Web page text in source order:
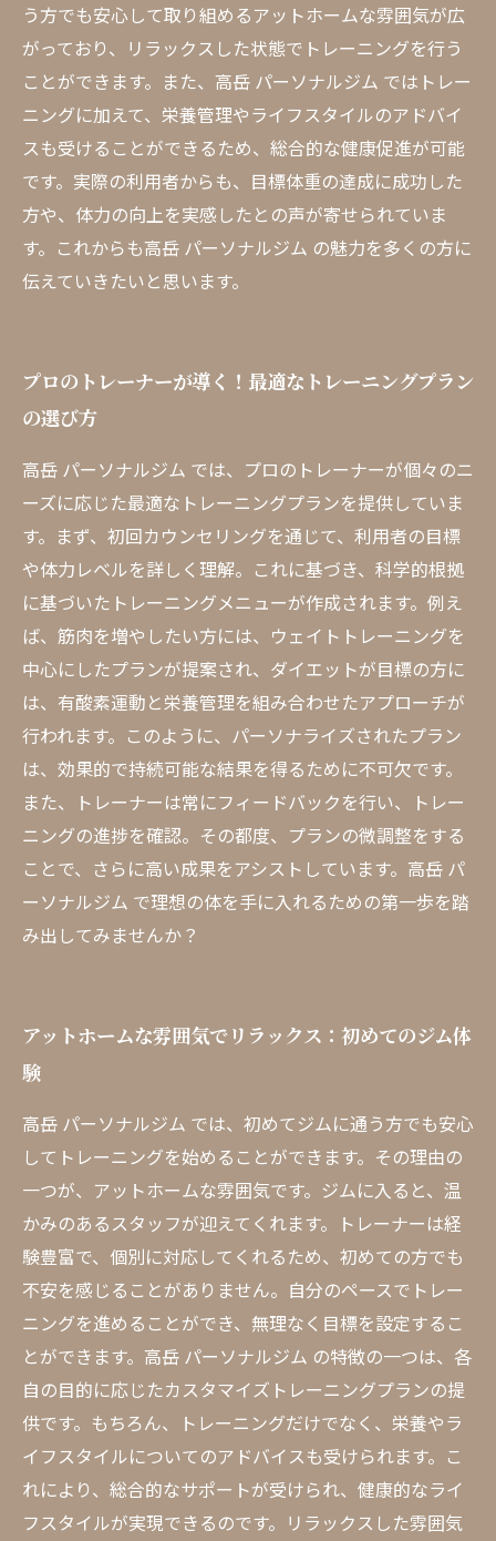
しい挑戦
体験ご予約はこちら
う方でも安心して取り組めるアットホームな雰囲気が広
がっており、リラックスした状態でトレーニングを行う
ことができます。また、高岳 パーソナルジム ではトレー
ニングに加えて、栄養管理やライフスタイルのアドバイ
スも受けることができるため、総合的な健康促進が可能
です。実際の利用者からも、目標体重の達成に成功した
方や、体力の向上を実感したとの声が寄せられていま
す。これからも高岳 パーソナルジム の魅力を多くの方に
伝えていきたいと思います。
プロのトレーナーが導く！最適なトレーニングプラン
の選び方
高岳 パーソナルジム では、プロのトレーナーが個々のニ
ーズに応じた最適なトレーニングプランを提供していま
す。まず、初回カウンセリングを通じて、利用者の目標
や体力レベルを詳しく理解。これに基づき、科学的根拠
に基づいたトレーニングメニューが作成されます。例え
ば、筋肉を増やしたい方には、ウェイトトレーニングを
中心にしたプランが提案され、ダイエットが目標の方に
は、有酸素運動と栄養管理を組み合わせたアプローチが
行われます。このように、パーソナライズされたプラン
は、効果的で持続可能な結果を得るために不可欠です。
また、トレーナーは常にフィードバックを行い、トレー
ニングの進捗を確認。その都度、プランの微調整をする
ことで、さらに高い成果をアシストしています。高岳 パ
ーソナルジム で理想の体を手に入れるための第一歩を踏
み出してみませんか？
アットホームな雰囲気でリラックス：初めてのジム体
験
高岳 パーソナルジム では、初めてジムに通う方でも安心
してトレーニングを始めることができます。その理由の
一つが、アットホームな雰囲気です。ジムに入ると、温
かみのあるスタッフが迎えてくれます。トレーナーは経
験豊富で、個別に対応してくれるため、初めての方でも
不安を感じることがありません。自分のペースでトレー
ニングを進めることができ、無理なく目標を設定するこ
とができます。高岳 パーソナルジム の特徴の一つは、各
自の目的に応じたカスタマイズトレーニングプランの提
供です。もちろん、トレーニングだけでなく、栄養やラ
イフスタイルについてのアドバイスも受けられます。こ
れにより、総合的なサポートが受けられ、健康的なライ
フスタイルが実現できるのです。リラックスした雰囲気